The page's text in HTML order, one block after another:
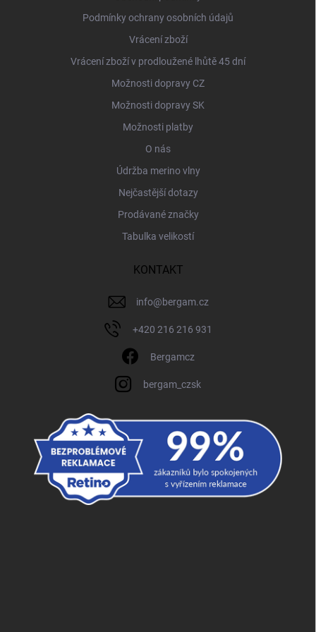
Podmínky ochrany osobních údajů
Vrácení zboží
Vrácení zboží v prodloužené lhůtě 45 dní
Možnosti dopravy CZ
Možnosti dopravy SK
Možnosti platby
O nás
Údržba merino vlny
Nejčastější dotazy
Prodávané značky
Tabulka velikostí
KONTAKT
info@bergam.cz
+420 216 216 931
Bergamcz
bergam_czsk